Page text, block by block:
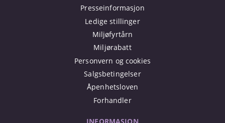
Presseinformasjon
Ledige stillinger
Miljøfyrtårn
Miljørabatt
Personvern og cookies
Salgsbetingelser
Åpenhetsloven
Forhandler